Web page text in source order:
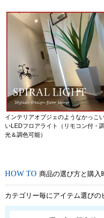
インテリアオブジェのようなかっこ
いLEDフロアライト（リモコン付・
光＆調色可能）
商品の選び方と購入
カテゴリー毎にアイテム選びの